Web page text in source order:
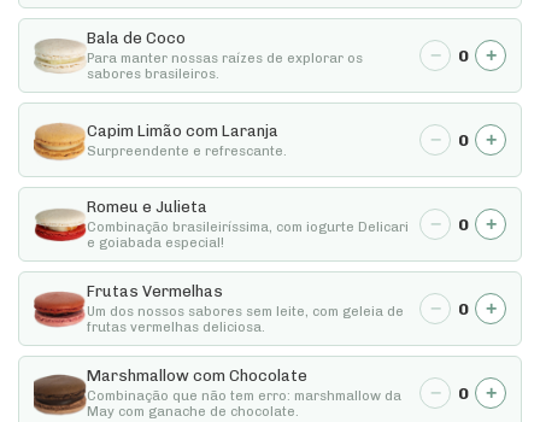
Bala de Coco
Para manter nossas raízes de explorar os
sabores brasileiros.
− 0 +
Capim Limão com Laranja
Surpreendente e refrescante.
− 0 +
Romeu e Julieta
Combinação brasileiríssima, com iogurte Delicari
e goiabada especial!
− 0 +
Frutas Vermelhas
Um dos nossos sabores sem leite, com geleia de
frutas vermelhas deliciosa.
− 0 +
Marshmallow com Chocolate
Combinação que não tem erro: marshmallow da
May com ganache de chocolate.
− 0 +